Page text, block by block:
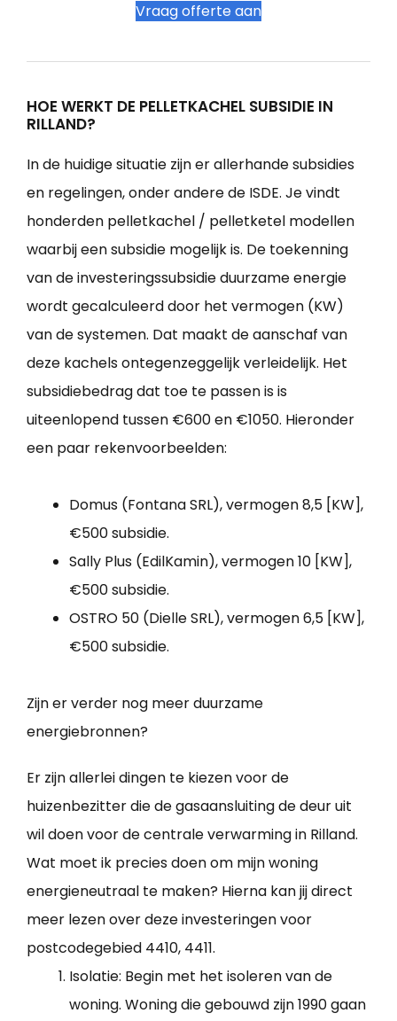
Vraag offerte aan
HOE WERKT DE PELLETKACHEL SUBSIDIE IN
RILLAND?
In de huidige situatie zijn er allerhande subsidies
en regelingen, onder andere de ISDE. Je vindt
honderden pelletkachel / pelletketel modellen
waarbij een subsidie mogelijk is. De toekenning
van de investeringssubsidie duurzame energie
wordt gecalculeerd door het vermogen (KW)
van de systemen. Dat maakt de aanschaf van
deze kachels ontegenzeggelijk verleidelijk. Het
subsidiebedrag dat toe te passen is is
uiteenlopend tussen €600 en €1050. Hieronder
een paar rekenvoorbeelden:
Domus (Fontana SRL), vermogen 8,5 [KW],
€500 subsidie.
Sally Plus (EdilKamin), vermogen 10 [KW],
€500 subsidie.
OSTRO 50 (Dielle SRL), vermogen 6,5 [KW],
€500 subsidie.
Zijn er verder nog meer duurzame
energiebronnen?
Er zijn allerlei dingen te kiezen voor de
huizenbezitter die de gasaansluiting de deur uit
wil doen voor de centrale verwarming in Rilland.
Wat moet ik precies doen om mijn woning
energieneutraal te maken? Hierna kan jij direct
meer lezen over deze investeringen voor
postcodegebied 4410, 4411.
Isolatie: Begin met het isoleren van de
woning. Woning die gebouwd zijn 1990 gaan